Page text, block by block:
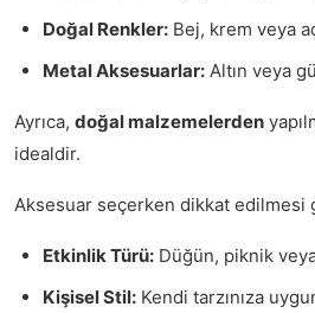
Doğal Renkler: Bej, krem veya
Metal Aksesuarlar: Altın veya
Ayrıca, doğal malzemelerden
idealdir.
Aksesuar seçerken dikkat edilmesi
Etkinlik Türü: Düğün, piknik
Kişisel Stil: Kendi tarzınıza